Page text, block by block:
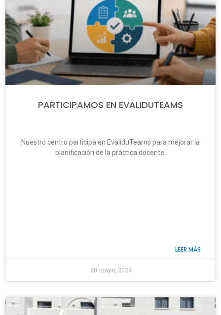
PARTICIPAMOS EN EVALIDUTEAMS
Nuestro centro participa en EvaliduTeams para mejorar la
planificación de la práctica docente.
LEER MÁS
20 mayo, 2026